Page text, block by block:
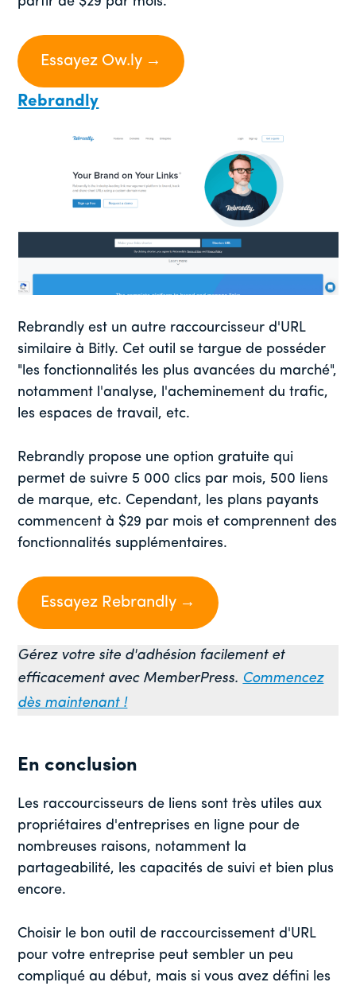
Essayez Ow.ly →
Rebrandly
Rebrandly est un autre raccourcisseur d'URL
similaire à Bitly. Cet outil se targue de posséder
"les fonctionnalités les plus avancées du marché",
notamment l'analyse, l'acheminement du trafic,
les espaces de travail, etc.
Rebrandly propose une option gratuite qui
permet de suivre 5 000 clics par mois, 500 liens
de marque, etc. Cependant, les plans payants
commencent à $29 par mois et comprennent des
fonctionnalités supplémentaires.
Essayez Rebrandly →
Gérez votre site d'adhésion facilement et
efficacement avec MemberPress. Commencez
dès maintenant !
En conclusion
Les raccourcisseurs de liens sont très utiles aux
propriétaires d'entreprises en ligne pour de
nombreuses raisons, notamment la
partageabilité, les capacités de suivi et bien plus
encore.
Choisir le bon outil de raccourcissement d'URL
pour votre entreprise peut sembler un peu
compliqué au début, mais si vous avez défini les